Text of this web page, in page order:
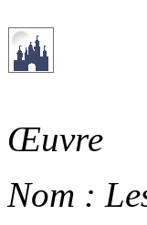
Œuvre
Nom :